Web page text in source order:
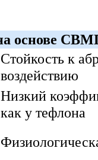
основе
Стойкость к
воздействию
Низкий
как у тефлона